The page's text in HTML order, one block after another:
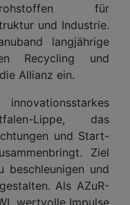
für
und Industrie.
langjährige
Recycling und
Allianz ein.
Lippe, das
und Start-
Ziel
beschleunigen und
Als AZuR-
wertvolle Impulse